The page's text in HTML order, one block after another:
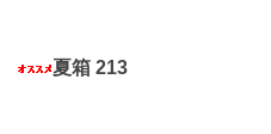
夏箱 213